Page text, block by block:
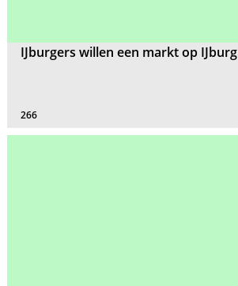
IJburgers willen een markt op IJburg
266